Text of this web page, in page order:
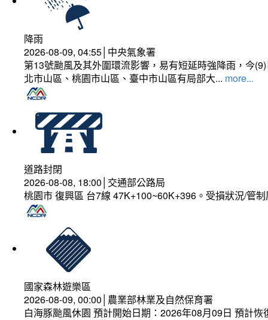
降雨
2026-08-09, 04:55│中央氣象署
第13號颱風及其外圍環流影響，易有短延時強降雨，今
北市山區、桃園市山區、臺中市山區有局部大... more...
道路封閉
2026-08-08, 18:00│交通部公路局
桃園市 復興區 台7線 47K+100~60K+396。受損狀況/管
國家森林遊樂區
2026-08-09, 00:00│農業部林業及自然保育署
白海豚颱風休園 預計開始日期：2026年08月09日 預計